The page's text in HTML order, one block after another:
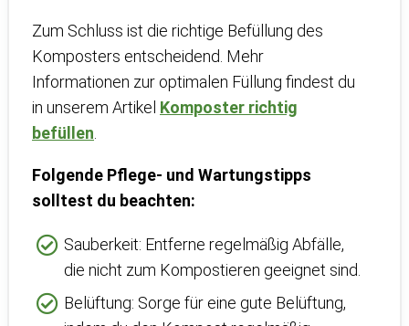
Zum Schluss ist die richtige Befüllung des
Komposters entscheidend. Mehr
Informationen zur optimalen Füllung findest du
in unserem Artikel Komposter richtig
befüllen
Folgende Pflege- und Wartungstipps
solltest du beachten:
Sauberkeit: Entferne regelmäßig Abfälle,
die nicht zum Kompostieren geeignet sind.
Belüftung: Sorge für eine gute Belüftung,